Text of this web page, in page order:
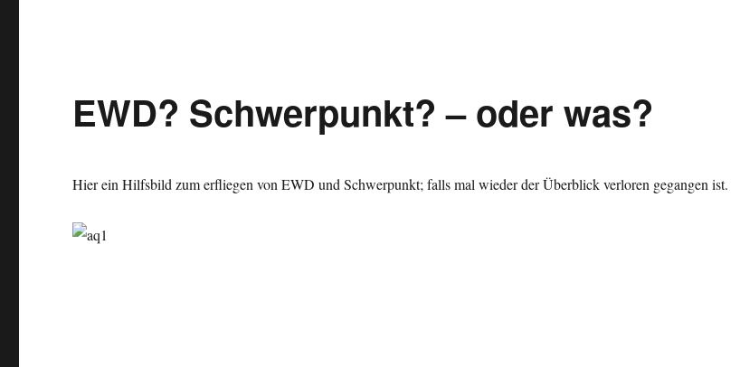
EWD? Schwerpunkt? – oder was?
Hier ein Hilfsbild zum erfliegen von EWD und Schwerpunkt; falls mal wieder der Überblick verloren gegangen ist.